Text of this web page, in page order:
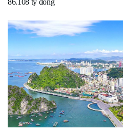
86.108 tỷ đồng